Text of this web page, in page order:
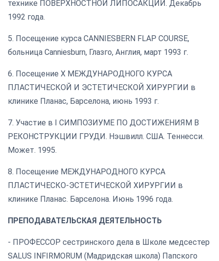
технике ПОВЕРХНОСТНОЙ ЛИПОСАКЦИИ. Декабрь
1992 года.
5. Посещение курса CANNIESBERN FLAP COURSE,
больница Canniesburn, Глазго, Англия, март 1993 г.
6. Посещение X МЕЖДУНАРОДНОГО КУРСА
ПЛАСТИЧЕСКОЙ И ЭСТЕТИЧЕСКОЙ ХИРУРГИИ в
клинике Планас, Барселона, июнь 1993 г.
7. Участие в I СИМПОЗИУМЕ ПО ДОСТИЖЕНИЯМ В
РЕКОНСТРУКЦИИ ГРУДИ. Нэшвилл. США. Теннесси.
Может. 1995.
8. Посещение МЕЖДУНАРОДНОГО КУРСА
ПЛАСТИЧЕСКО-ЭСТЕТИЧЕСКОЙ ХИРУРГИИ в
клинике Планас. Барселона. Июнь 1996 года.
ПРЕПОДАВАТЕЛЬСКАЯ ДЕЯТЕЛЬНОСТЬ
- ПРОФЕССОР сестринского дела в Школе медсестер
SALUS INFIRMORUM (Мадридская школа) Папского